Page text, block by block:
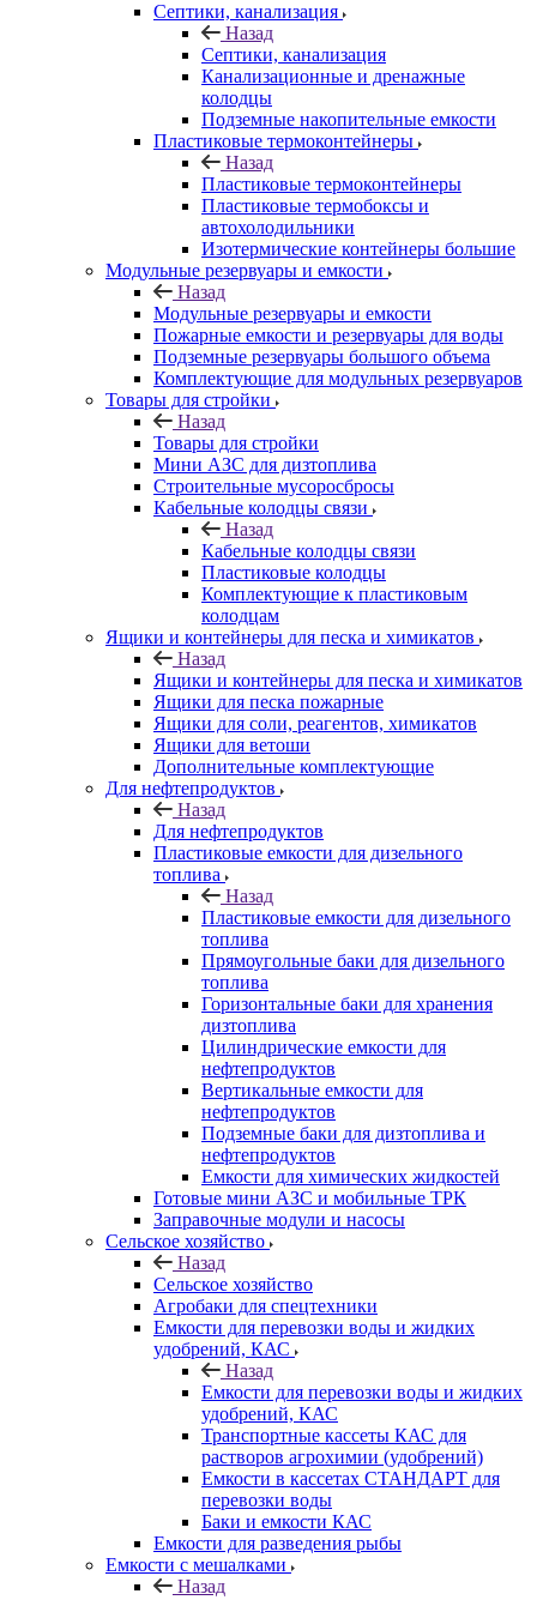
Септики, канализация
Назад
Септики, канализация
Канализационные и дренажные
колодцы
Подземные накопительные емкости
Пластиковые термоконтейнеры
Назад
Пластиковые термоконтейнеры
Пластиковые термобоксы и
автохолодильники
Изотермические контейнеры большие
Модульные резервуары и емкости
Назад
Модульные резервуары и емкости
Пожарные емкости и резервуары для воды
Подземные резервуары большого объема
Комплектующие для модульных резервуаров
Товары для стройки
Назад
Товары для стройки
Мини АЗС для дизтоплива
Строительные мусоросбросы
Кабельные колодцы связи
Назад
Кабельные колодцы связи
Пластиковые колодцы
Комплектующие к пластиковым
колодцам
Ящики и контейнеры для песка и химикатов
Назад
Ящики и контейнеры для песка и химикатов
Ящики для песка пожарные
Ящики для соли, реагентов, химикатов
Ящики для ветоши
Дополнительные комплектующие
Для нефтепродуктов
Назад
Для нефтепродуктов
Пластиковые емкости для дизельного
топлива
Назад
Пластиковые емкости для дизельного
топлива
Прямоугольные баки для дизельного
топлива
Горизонтальные баки для хранения
дизтоплива
Цилиндрические емкости для
нефтепродуктов
Вертикальные емкости для
нефтепродуктов
Подземные баки для дизтоплива и
нефтепродуктов
Емкости для химических жидкостей
Готовые мини АЗС и мобильные ТРК
Заправочные модули и насосы
Сельское хозяйство
Назад
Сельское хозяйство
Агробаки для спецтехники
Емкости для перевозки воды и жидких
удобрений, КАС
Назад
Емкости для перевозки воды и жидких
удобрений, КАС
Транспортные кассеты КАС для
растворов агрохимии (удобрений)
Емкости в кассетах СТАНДАРТ для
перевозки воды
Баки и емкости КАС
Емкости для разведения рыбы
Емкости с мешалками
Назад